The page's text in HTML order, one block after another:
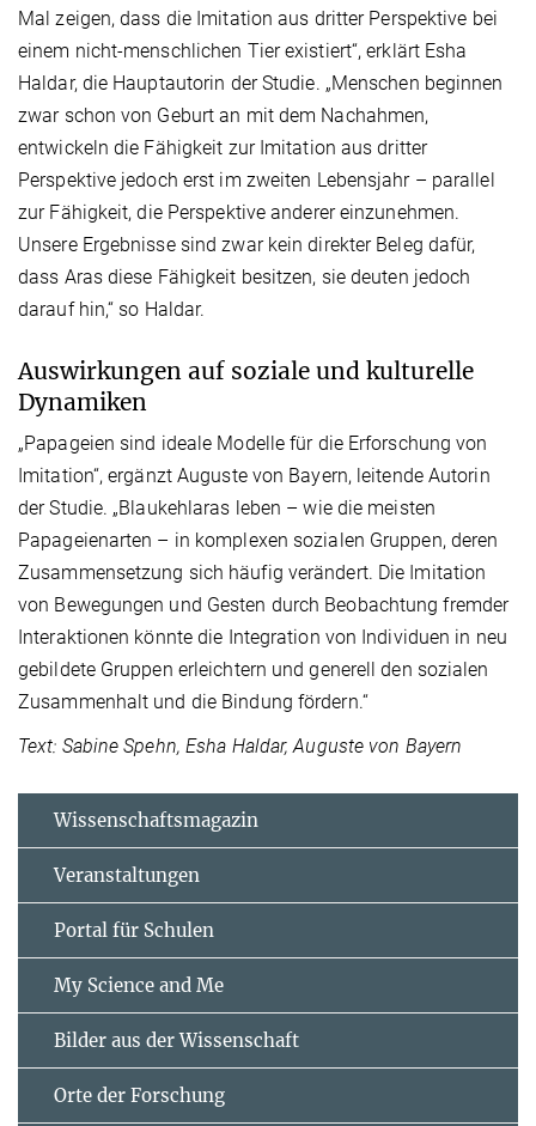
Mal zeigen, dass die Imitation aus dritter Perspektive bei
einem nicht-menschlichen Tier existiert“, erklärt Esha
Haldar, die Hauptautorin der Studie. „Menschen beginnen
zwar schon von Geburt an mit dem Nachahmen,
entwickeln die Fähigkeit zur Imitation aus dritter
Perspektive jedoch erst im zweiten Lebensjahr – parallel
zur Fähigkeit, die Perspektive anderer einzunehmen.
Unsere Ergebnisse sind zwar kein direkter Beleg dafür,
dass Aras diese Fähigkeit besitzen, sie deuten jedoch
darauf hin,“ so Haldar.
Auswirkungen auf soziale und kulturelle
Dynamiken
„Papageien sind ideale Modelle für die Erforschung von
Imitation“, ergänzt Auguste von Bayern, leitende Autorin
der Studie. „Blaukehlaras leben – wie die meisten
Papageienarten – in komplexen sozialen Gruppen, deren
Zusammensetzung sich häufig verändert. Die Imitation
von Bewegungen und Gesten durch Beobachtung fremder
Interaktionen könnte die Integration von Individuen in neu
gebildete Gruppen erleichtern und generell den sozialen
Zusammenhalt und die Bindung fördern.“
Text: Sabine Spehn, Esha Haldar, Auguste von Bayern
Wissenschaftsmagazin
Veranstaltungen
Portal für Schulen
My Science and Me
Bilder aus der Wissenschaft
Orte der Forschung